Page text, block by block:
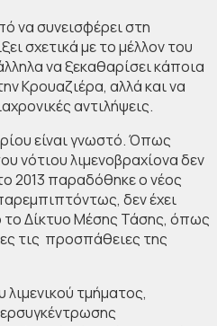
να συνεισφέρει στη
σχετικά με το μέλλον του
να ξεκαθαρίσει κάποια
Κρουαζιέρα, αλλά και να
αντιλήψεις.
είναι γνωστό. Όπως
νότιου λιμενοβραχίονα δεν
2013 παραδόθηκε ο νέος
δεν έχει
Δίκτυο Μέσης Τάσης, όπως
τις προσπάθειες της
τμήματος,